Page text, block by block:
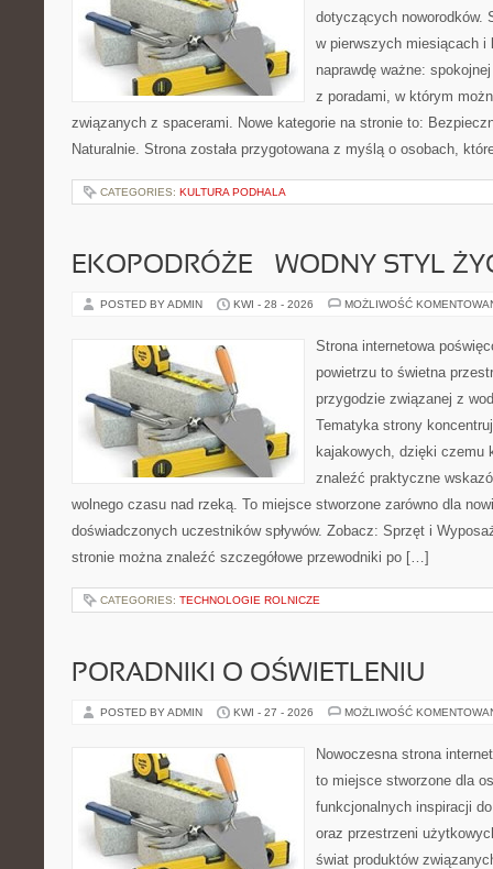
dotyczących noworodków.
w pierwszych miesiącach
naprawdę ważne:
z poradami, w którym
związanych z spacerami. Nowe kategorie na stronie to:
Naturalnie. Strona została przygotowana z myślą o osobach,
CATEGORIES: KULTURA PODHALA
EKOPODRÓŻE – WODNY STYL
POSTED BY ADMIN KWI - 28 - 2026 MOŻLIWOŚĆ
Strona internetowa
powietrzu to świetna
przygodzie związanej z
Tematyka strony
kajakowych, dzięki czemu
znaleźć praktyczne
wolnego czasu nad rzeką. To miejsce stworzone zarówno dla
doświadczonych uczestników spływów. Zobacz: Sprzęt i
stronie można znaleźć szczegółowe przewodniki po […]
CATEGORIES: TECHNOLOGIE ROLNICZE
PORADNIKI O OŚWIETLENIU
POSTED BY ADMIN KWI - 27 - 2026 MOŻLIWOŚĆ
Nowoczesna strona
to miejsce stworzone dla
funkcjonalnych inspiracji
oraz przestrzeni
świat produktów